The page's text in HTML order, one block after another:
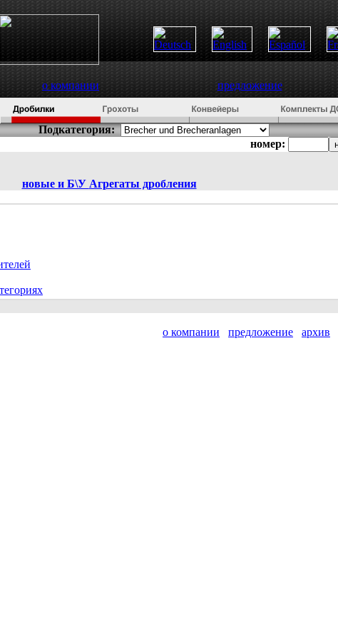
о компании предложение
Подкатегория:
номер:
новые и Б\У Агрегаты дробления
о компании предложение архив